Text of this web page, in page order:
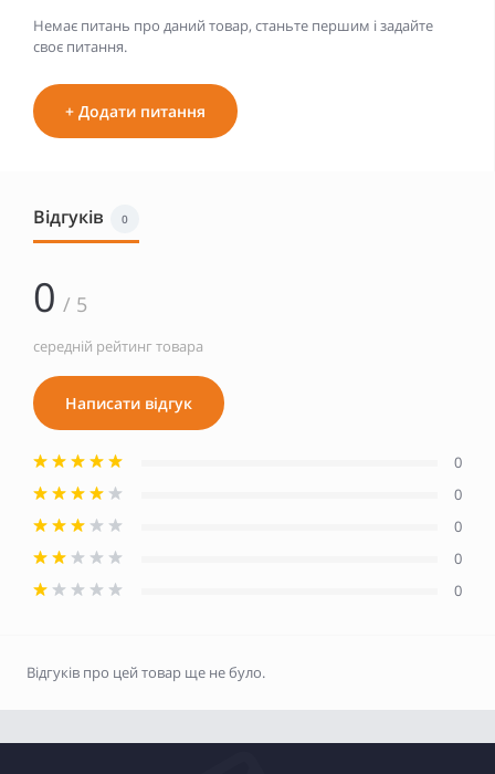
Немає питань про даний товар, станьте першим і задайте
своє питання.
+ Додати питання
Відгуків 0
0 / 5
середній рейтинг товара
Написати відгук
0
0
0
0
0
Відгуків про цей товар ще не було.